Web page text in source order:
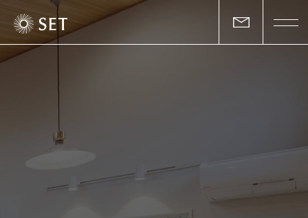
物件一覧